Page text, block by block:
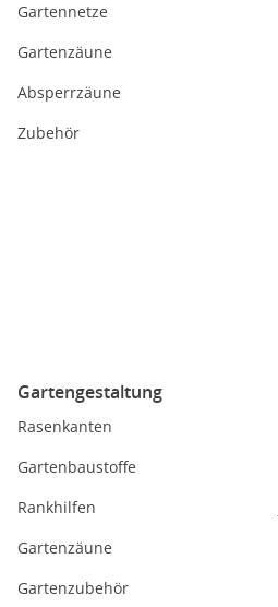
Gartennetze
Gartenzäune
Absperrzäune
Zubehör
Gartengestaltung
Rasenkanten
Gartenbaustoffe
Rankhilfen
Gartenzäune
Gartenzubehör